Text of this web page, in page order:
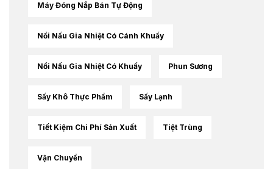
Máy Đóng Nắp Bán Tự Động
Nồi Nấu Gia Nhiệt Có Cánh Khuấy
Nồi Nấu Gia Nhiệt Có Khuấy Phun Sương
Sấy Khô Thực Phẩm Sấy Lạnh
Tiết Kiệm Chi Phí Sản Xuất Tiệt Trùng
Vận Chuyển